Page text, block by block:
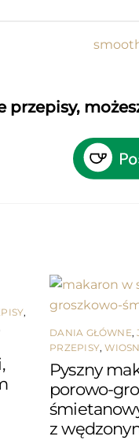
przepisy,
,
DANIA GŁÓWNE,
PRZEPISY,
Pyszny
porowo-
z